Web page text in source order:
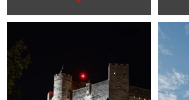
continuar